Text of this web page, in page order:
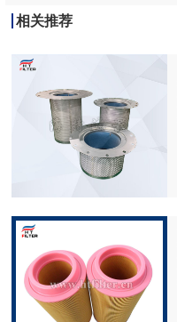
相关推荐